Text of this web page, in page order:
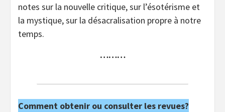
notes sur la nouvelle critique, sur l’ésotérisme et
la mystique, sur la désacralisation propre à notre
temps.
………
Comment obtenir ou consulter les revues?